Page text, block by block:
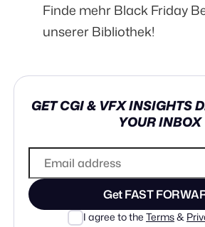
Finde mehrBlack Friday
unserer Bibliothek!
GET CGI & VFX INSIGHTS
YOUR INBOX
Get FAST
I agree to the Terms&